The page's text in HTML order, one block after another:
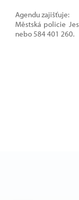
Agendu zajišťuje:
Městská policie
nebo 584 401 260.